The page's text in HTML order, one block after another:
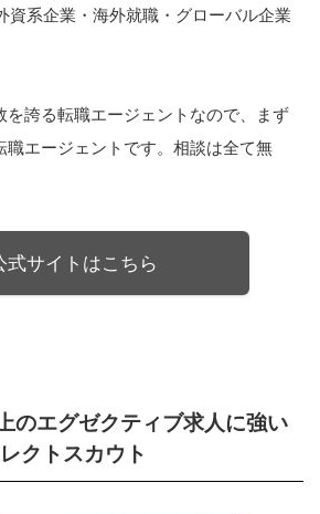
資系企業・海外就職・グローバル企業
を誇る転職エージェントなので、まず
職エージェントです。相談は全て無
式サイトはこちら
のエグゼクティブ求人に強い
クトスカウト